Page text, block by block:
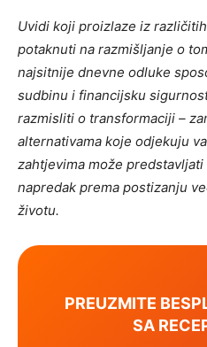
Uvidi koji proizlaze iz
potaknuti na razmišljanje o
najsitnije dnevne odluke
sudbinu i financijsku
razmisliti o transformaciji –
alternativama koje odjekuju
zahtjevima može predstavljati
napredak prema postizanju
životu.
PREUZMITE
SA